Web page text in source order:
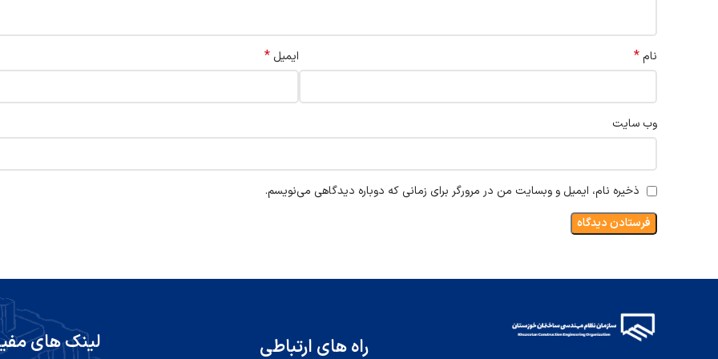
نام* ایمیل *
وب‌ سایت
ذخیره نام، ایمیل و وبسایت من در مرورگر برای زمانی که دوباره دیدگاهی می‌نویسم.
راه های ارتباطی لینک های